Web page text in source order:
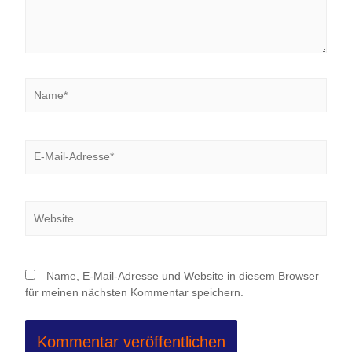
Mail-
Name, E-Mail-Adresse und Website in diesem Browser
für meinen nächsten Kommentar speichern.